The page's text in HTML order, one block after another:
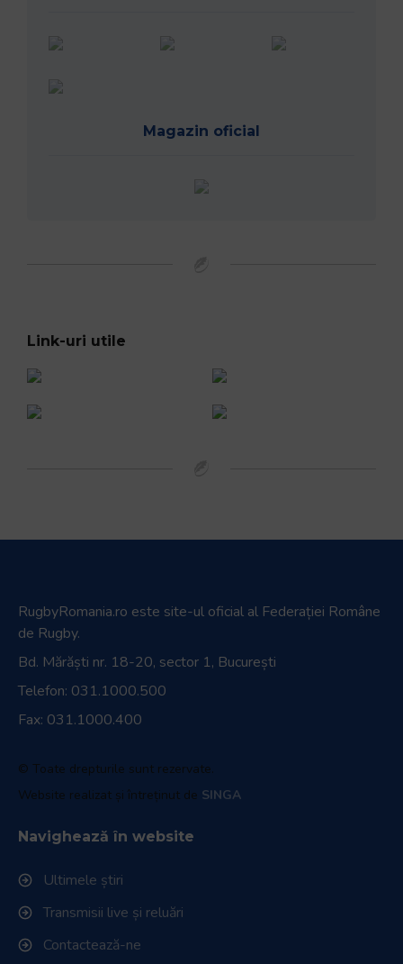
Magazin oficial
Link-uri utile
RugbyRomania.ro este site-ul oficial al Federației Române
de Rugby.
Bd. Mărăști nr. 18-20, sector 1, București
Telefon: 031.1000.500
Fax: 031.1000.400
© Toate drepturile sunt rezervate.
Website realizat și întreținut de SINGA
Navighează în website
Ultimele știri
Transmisii live și reluări
Contactează-ne